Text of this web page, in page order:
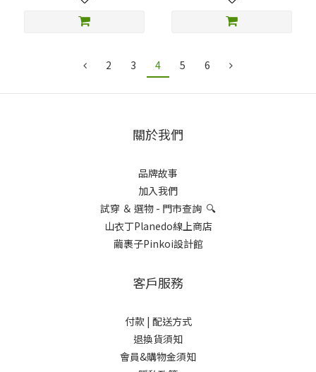
2 3 4 5 6
關於我們
品牌故事
加入我們
試穿 ＆ 選物 - 門市查詢 🔍
山衣丁Planedo線上商店
繭裹子Pinkoi設計館
客戶服務
付款 | 配送方式
退換貨須知
會員&購物金須知